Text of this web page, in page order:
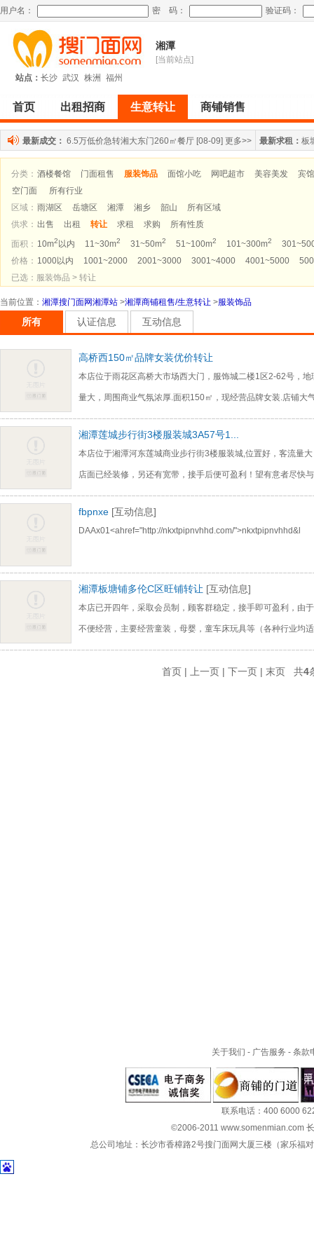
用户名： 密 码： 验证码：
湘潭
[当前站点]
站点： 长沙 武汉 株洲 福州
首页 出租招商 生意转让 商铺销售
最新成交： 6.5万低价急转湘大东门260㎡餐厅 [08-09] 更多>> 最新求租： 板
分类： 酒楼餐馆 门面租售 服装饰品 面馆小吃 网吧超市 美容美发
宾
空门面
所有行业
区域： 雨湖区 岳塘区 湘潭 湘乡 韶山
所有区域
供求： 出售 出租 转让 求租 求购
所有性质
面积： 10m2 以内 11~30m2 31~50m2 51~100m2 101~300m2
价格： 1000以内 1001~2000 2001~3000 3001~4000 4001~5000
已选：服装饰品 > 转让
当前位置 ： 湘潭搜门面网湘潭站 >湘潭商铺租售/生意转让 >服装饰品
所有 认证信息 互动信息
高桥西150㎡品牌女装优价转让
本店位于雨花区高桥大市场西大门，服饰城二楼1区2-62号，地
量大，周围商业气氛浓厚.面积150㎡，现经营品牌女装.店铺大
湘潭莲城步行街3楼服装城3A57号1...
本店位于湘潭河东莲城商业步行街3楼服装城,位置好，客流量
店面已经装修，另还有宽带，接手后便可盈利！望有意者尽快
fbpnxe [互动信息]
DAAx01<ahref="http://nkxtpipnvhhd.com/">nkxtpipnvhhd&l
湘潭板塘铺多伦C区旺铺转让 [互动信息]
本店已开四年，采取会员制，顾客群稳定，接手即可盈利，由
不便经营，主要经营童装，母婴，童车床玩具等（各种行业均
首页 | 上一页 | 下一页 | 末页 共4
关于我们 - 广告服务 - 条款
联系电话：400 6000
©2006-2011 www.somenmian.com
总公司地址：长沙市香樟路2号搜门面网大厦三楼（家乐福